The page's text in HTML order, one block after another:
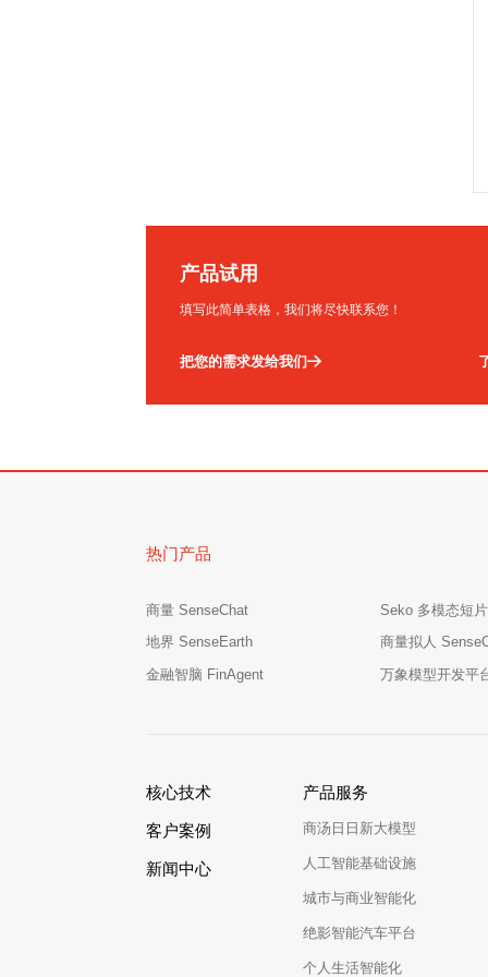
产品试用
填写此简单表格，我们将尽快联系您！
把您的需求发给我们
热门产品
商量 SenseChat
Seko 多模态短
地界 SenseEarth
商量拟人
金融智脑 FinAgent
万象模型开发平
核心技术
客户案例
新闻中心
产品服务
商汤日日新大模型
人工智能基础设施
城市与商业智能化
绝影智能汽车平台
个人生活智能化